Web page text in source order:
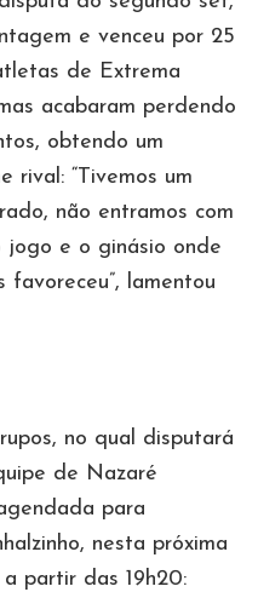
e venceu por 25
de Extrema
acabaram perdendo
obtendo um
rival: “Tivemos um
não entramos com
e o ginásio onde
favoreceu”, lamentou
no qual disputará
de Nazaré
para
nesta próxima
partir das 19h20: